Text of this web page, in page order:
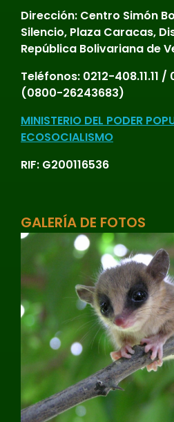
Dirección: Centro Simón
Silencio, Plaza Caracas,
República Bolivariana de
Teléfonos: 0212-408.11.11 /
(0800-26243683)
MINISTERIO DEL PODER
ECOSOCIALISMO
RIF: G200116536
GALERÍA DE FOTOS